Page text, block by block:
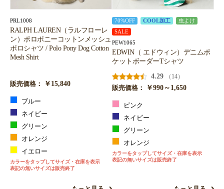
PRL1008
RALPH LAUREN（ラルフローレ
ン）ポロポニーコットンメッシュ
ポロシャツ / Polo Pony Dog Cotton
Mesh Shirt
販売価格： ￥15,840
ブルー
ネイビー
グリーン
オレンジ
イエロー
カラーをタップしてサイズ・在庫を表示
表記の無いサイズは販売終了
70%OFF COOL加工
虫よけ
SALE
PEW1065
EDWIN（ エドウィン）デニムポ
ケットボーダーTシャツ
4.29
（14）
販売価格：
￥990～1,650
ピンク
ネイビー
グリーン
オレンジ
カラーをタップしてサイズ・在庫を表示
表記の無いサイズは販売終了